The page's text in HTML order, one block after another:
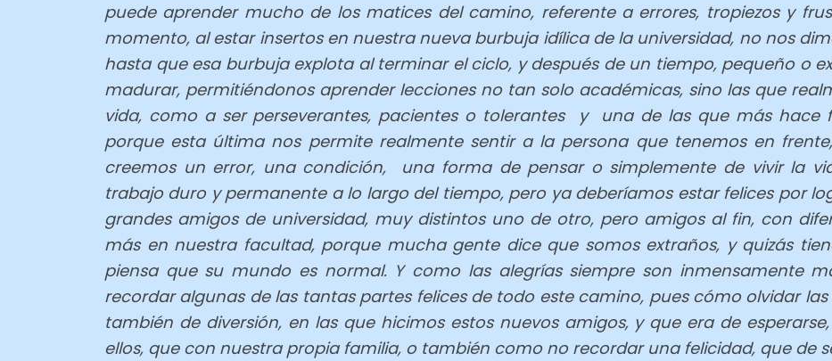
puede aprender mucho de los matices del camino, referente a errores, tropiezos y
momento, al estar insertos en nuestra nueva burbuja idílica de la universidad, no nos
hasta que esa burbuja explota al terminar el ciclo, y después de un tiempo, pequeño o
madurar, permitiéndonos aprender lecciones no tan solo académicas, sino las que
vida, como a ser perseverantes, pacientes o tolerantes y una de las que más hace
porque esta última nos permite realmente sentir a la persona que tenemos en
creemos un error, una condición, una forma de pensar o simplemente de vivir la
trabajo duro y permanente a lo largo del tiempo, pero ya deberíamos estar felices por
grandes amigos de universidad, muy distintos uno de otro, pero amigos al fin, con
más en nuestra facultad, porque mucha gente dice que somos extraños, y quizás
piensa que su mundo es normal. Y como las alegrías siempre son inmensamente
recordar algunas de las tantas partes felices de todo este camino, pues cómo olvidar
también de diversión, en las que hicimos estos nuevos amigos, y que era de
ellos, que con nuestra propia familia, o también como no recordar una felicidad, que de